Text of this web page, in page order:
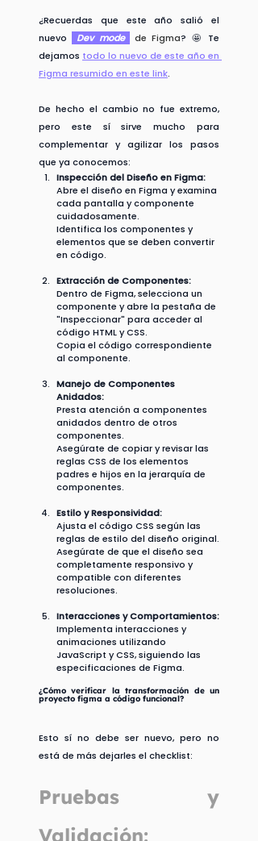
¿Recuerdas que este año salió el
nuevo
Dev mode de Figma? 🤩 Te
dejamos todo lo nuevo de este año en
Figma resumido en este link.
De hecho el cambio no fue extremo,
pero este sí sirve mucho para
complementar y agilizar los pasos
que ya conocemos:
Inspección del Diseño en Figma:
Abre el diseño en Figma y examina
cada pantalla y componente
cuidadosamente.
Identifica los componentes y
elementos que se deben convertir
en código.
Extracción de Componentes:
Dentro de Figma, selecciona un
componente y abre la pestaña de
"Inspeccionar" para acceder al
código HTML y CSS.
Copia el código correspondiente
al componente.
Manejo de Componentes
Anidados:
Presta atención a componentes
anidados dentro de otros
componentes.
Asegúrate de copiar y revisar las
reglas CSS de los elementos
padres e hijos en la jerarquía de
componentes.
Estilo y Responsividad:
Ajusta el código CSS según las
reglas de estilo del diseño original.
Asegúrate de que el diseño sea
completamente responsivo y
compatible con diferentes
resoluciones.
Interacciones y Comportamientos:
Implementa interacciones y
animaciones utilizando
JavaScript y CSS, siguiendo las
especificaciones de Figma.
¿Cómo verificar la transformación de un
proyecto figma a código funcional?
Esto sí no debe ser nuevo, pero no
está de más dejarles el checklist:
Pruebas y
Validación: